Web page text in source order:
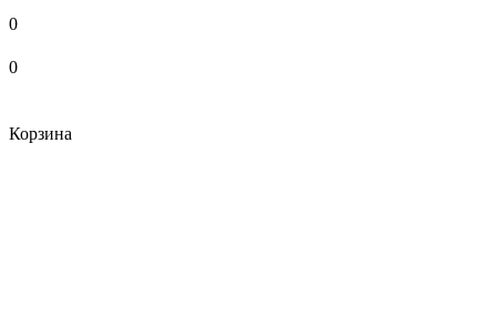
0
0
Корзина